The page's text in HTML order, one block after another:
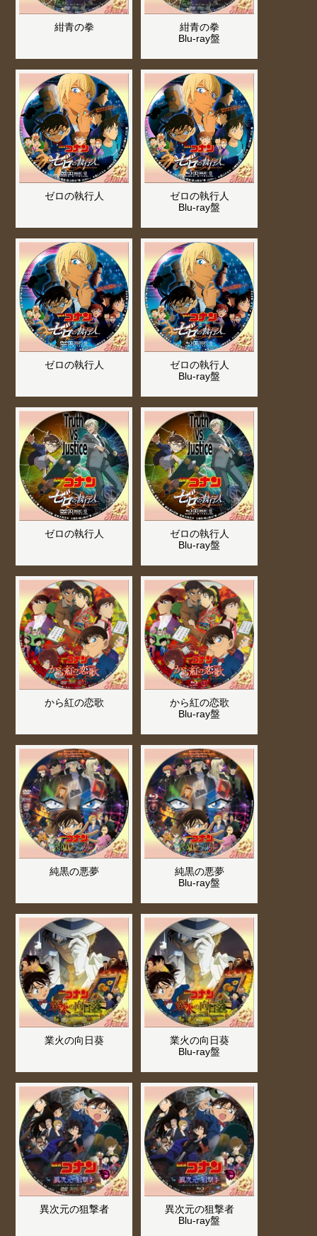
紺青の拳
紺青の拳
Blu-ray盤
ゼロの執行人
ゼロの執行人
Blu-ray盤
ゼロの執行人
ゼロの執行人
Blu-ray盤
ゼロの執行人
ゼロの執行人
Blu-ray盤
から紅の恋歌
から紅の恋歌
Blu-ray盤
純黒の悪夢
純黒の悪夢
Blu-ray盤
業火の向日葵
業火の向日葵
Blu-ray盤
異次元の狙撃者
異次元の狙撃者
Blu-ray盤